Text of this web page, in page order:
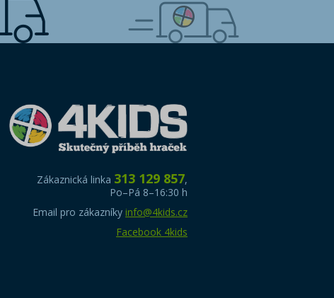
Zákaznická linka 313 129 857,
Po–Pá 8–16:30 h
Email pro zákazníky info@4kids.cz
Facebook 4kids